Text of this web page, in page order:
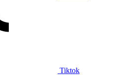
Tiktok